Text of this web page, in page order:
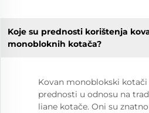
Koje su prednosti korištenja
monobloknih kotača?
Kovan monoblokski
prednosti u odnosu na
liane kotače. Oni su